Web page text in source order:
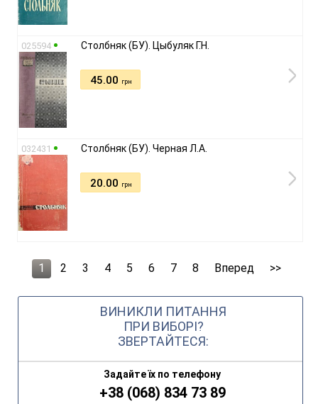
025594 Столбняк (БУ). Цыбуляк Г.Н.
45.00 грн
032431 Столбняк (БУ). Черная Л.А.
20.00 грн
1 2 3 4 5 6 7 8 Вперед >>
ВИНИКЛИ ПИТАННЯ
ПРИ ВИБОРІ?
ЗВЕРТАЙТЕСЯ:
Задайте їх по телефону
+38 (068) 834 73 89